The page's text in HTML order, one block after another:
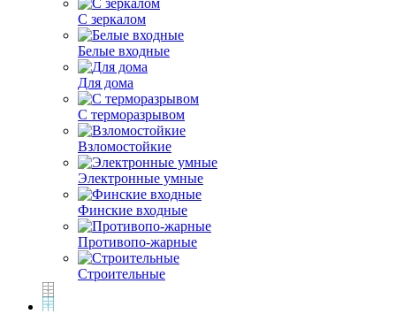
С зеркалом
Белые входные
Для дома
С терморазрывом
Взломостойкие
Электронные умные
Финские входные
Противопо-жарные
Строительные